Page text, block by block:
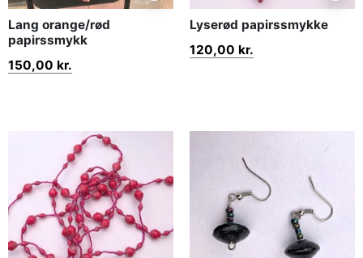
Lang orange/rød
papirssmykk
150,00 kr.
Lyserød papirssmykke
120,00 kr.